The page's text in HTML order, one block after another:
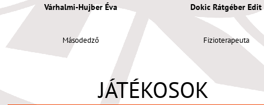
Várhalmi-Hujber Éva
Másodedző
Dokic Rátgéber Edit
Fizioterapeuta
JÁTÉKOSOK